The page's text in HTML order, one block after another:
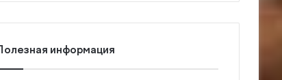
Полезная информация